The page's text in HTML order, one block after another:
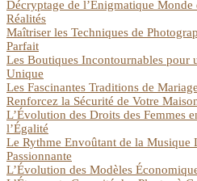
Décryptage de l’Énigmatique
Réalités
Maîtriser les Techniques de
Parfait
Les Boutiques Incontournables pour
Unique
Les Fascinantes Traditions de
Renforcez la Sécurité de Votre
L’Évolution des Droits des Femmes
l’Égalité
Le Rythme Envoûtant de la Musique
Passionnante
L’Évolution des Modèles